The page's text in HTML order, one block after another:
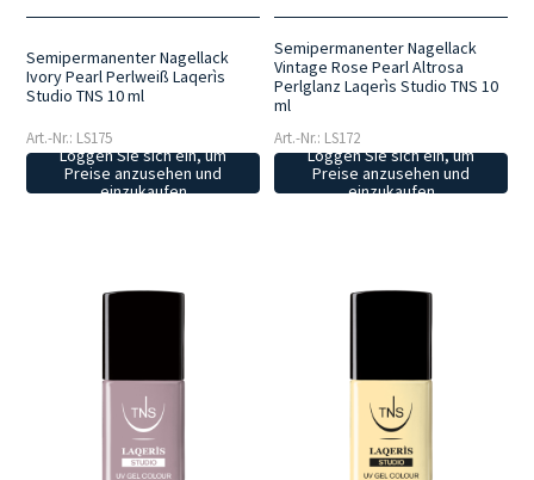
Semipermanenter Nagellack
Ivory Pearl Perlweiß Laqerìs
Studio TNS 10 ml
Art.-Nr.: LS175
Loggen Sie sich ein, um
Preise anzusehen und
einzukaufen
Semipermanenter Nagellack
Vintage Rose Pearl Altrosa
Perlglanz Laqerìs Studio TNS 10
ml
Art.-Nr.: LS172
Loggen Sie sich ein, um
Preise anzusehen und
einzukaufen